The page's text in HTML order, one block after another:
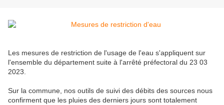
Les mesures de restriction de l'usage de l'eau s'appliquent sur
l'ensemble du département suite à l'arrêté préfectoral du 23 03
2023.
Sur la commune, nos outils de suivi des débits des sources nous
confirment que les pluies des derniers jours sont totalement